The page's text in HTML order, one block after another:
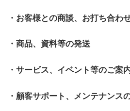
・お客様との商談、お打ち合わ
・商品、資料等の発送
・サービス、イベント等のご案
・顧客サポート、メンテナンス